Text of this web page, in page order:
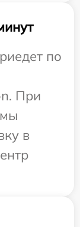
по
При
в